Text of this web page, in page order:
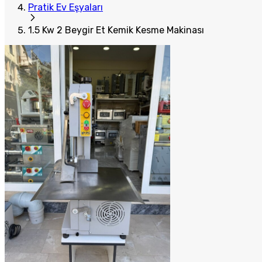
Pratik Ev Eşyaları
1.5 Kw 2 Beygir Et Kemik Kesme Makinası